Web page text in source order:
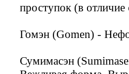
проступок (в
Гомэн (Gomen) -
Сумимасэн